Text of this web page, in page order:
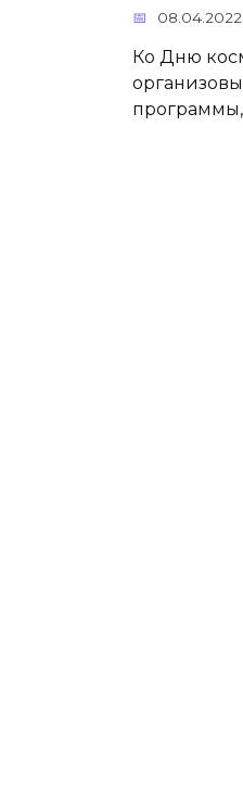
08.04.2022
Ко Дню
программы,